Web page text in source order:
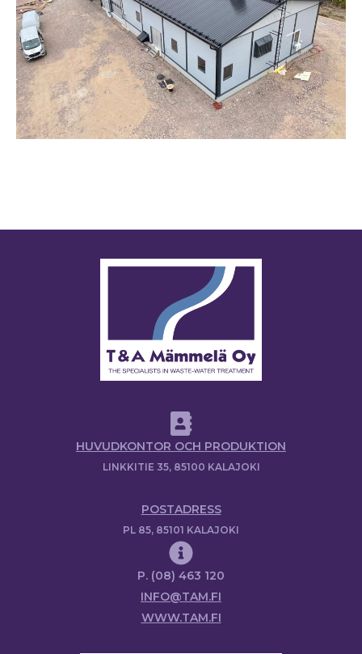
HUVUDKONTOR OCH PRODUKTION
LINKKITIE 35, 85100 KALAJOKI
POSTADRESS
PL 85, 85101 KALAJOKI
P. (08) 463 120
INFO@TAM.FI
WWW.TAM.FI